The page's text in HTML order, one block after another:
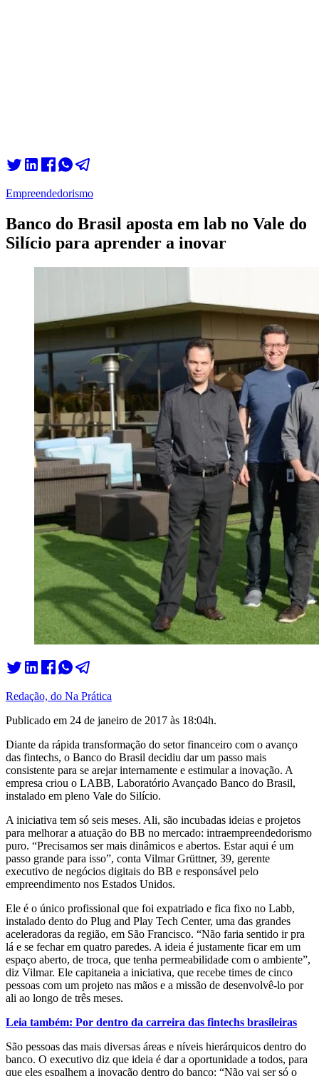
Empreendedorismo
Banco do Brasil aposta em lab no Vale do
Silício para aprender a inovar
Redação, do Na Prática
Publicado em 24 de janeiro de 2017 às 18:04h.
Diante da rápida transformação do setor financeiro com o avanço
das fintechs, o Banco do Brasil decidiu dar um passo mais
consistente para se arejar internamente e estimular a inovação. A
empresa criou o LABB, Laboratório Avançado Banco do Brasil,
instalado em pleno Vale do Silício.
A iniciativa tem só seis meses. Ali, são incubadas ideias e projetos
para melhorar a atuação do BB no mercado: intraempreendedorismo
puro. “Precisamos ser mais dinâmicos e abertos. Estar aqui é um
passo grande para isso”, conta Vilmar Grüttner, 39, gerente
executivo de negócios digitais do BB e responsável pelo
empreendimento nos Estados Unidos.
Ele é o único profissional que foi expatriado e fica fixo no Labb,
instalado dento do Plug and Play Tech Center, uma das grandes
aceleradoras da região, em São Francisco. “Não faria sentido ir pra
lá e se fechar em quatro paredes. A ideia é justamente ficar em um
espaço aberto, de troca, que tenha permeabilidade com o ambiente”,
diz Vilmar. Ele capitaneia a iniciativa, que recebe times de cinco
pessoas com um projeto nas mãos e a missão de desenvolvê-lo por
ali ao longo de três meses.
Leia também: Por dentro da carreira das fintechs brasileiras
São pessoas das mais diversas áreas e níveis hierárquicos dentro do
banco. O executivo diz que ideia é dar a oportunidade a todos, para
que eles espalhem a inovação dentro do banco: “Não vai ser só o